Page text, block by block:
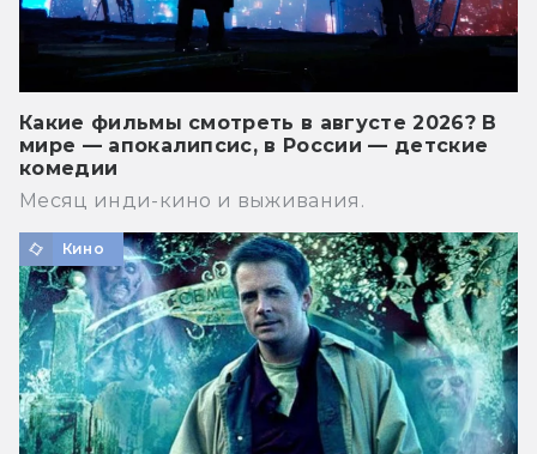
Какие фильмы смотреть в августе 2026? В
мире — апокалипсис, в России — детские
комедии
Месяц инди-кино и выживания.
Кино